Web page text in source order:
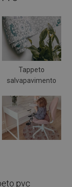
Tappeto
salvapavimento